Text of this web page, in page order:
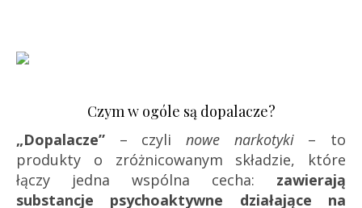
Czym w ogóle są dopalacze?
„Dopalacze” – czyli nowe narkotyki– to
produkty o zróżnicowanym składzie, które
łączy jedna wspólna cecha: zawierają
substancje psychoaktywne działające na